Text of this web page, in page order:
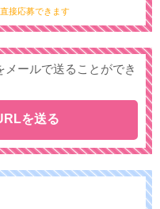
接応募できます
ールで送ることができ
を送る